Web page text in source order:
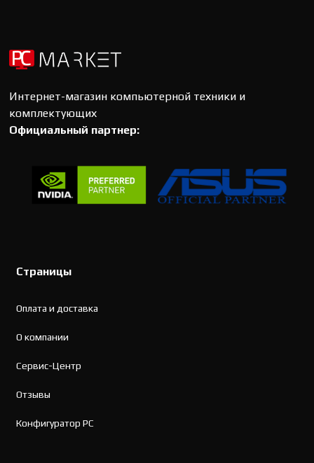
Интернет-магазин компьютерной техники и
комплектующих
Официальный партнер:
Страницы
Оплата и доставка
О компании
Сервис-Центр
Отзывы
Конфигуратор PC